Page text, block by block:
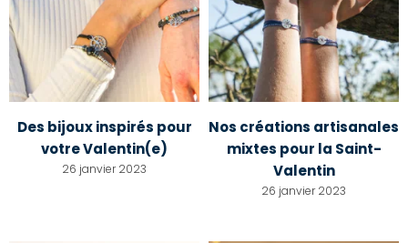
Des bijoux inspirés pour
votre Valentin(e)
26 janvier 2023
Nos créations artisanales
mixtes pour la Saint-
Valentin
26 janvier 2023